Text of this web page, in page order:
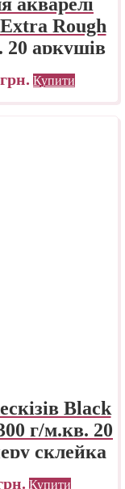
Rough
20 аркушів
грн. Купити
Black
г/м.кв. 20
склейка
Купити